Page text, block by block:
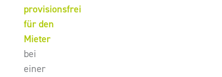
provisionsfrei
für den
Mieter
bei
einer